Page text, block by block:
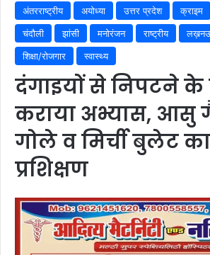
अंतरराष्ट्रीय अयोध्या उत्तर प्रदेश क्राइम
चंदौली
झांसी मनोरंजन राष्ट्रीय
शिक्षा/रोजगार
स्वास्थ्य
दंगाइयों से निपटने के
कराया अभ्यास, आसु
गोले व मिर्ची बुलेट
प्रशिक्षण